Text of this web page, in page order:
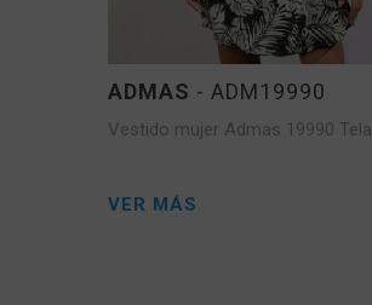
ADMAS - ADM19990
Vestido mujer Admas 19990 Tela
VER MÁS